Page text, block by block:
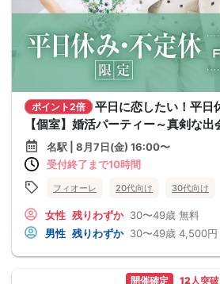
ポイント2倍
平日に恋したい！平日
【個室】婚活パーティー～真剣な出
名駅 | 8月7日(金) 16:00〜
受付終了まで10時間
フィオーレ 20代向け 30代向け
女性 残りわずか 30〜49歳 無料
男性 残りわずか 30〜49歳 4,500円
開催確定 12人突破